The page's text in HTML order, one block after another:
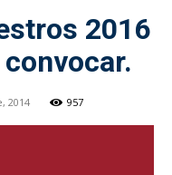
2016
2014 957